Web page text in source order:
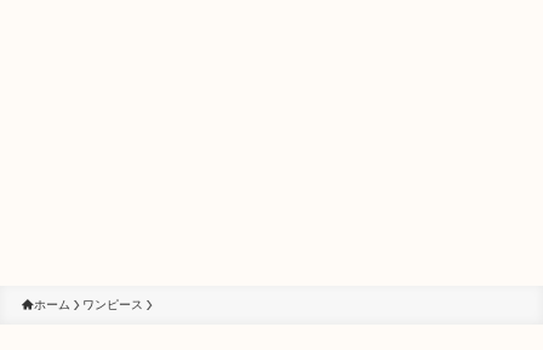
ホーム ワンピース